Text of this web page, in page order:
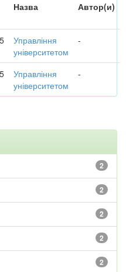
Назва Автор(и)
Управління
університетом
-
Управління
університетом
-
2
2
2
2
2